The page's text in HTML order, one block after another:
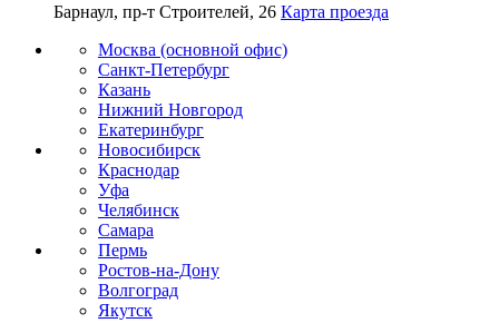
Барнаул, пр-т Строителей, 26 Карта проезда
Москва (основной офис)
Санкт-Петербург
Казань
Нижний Новгород
Екатеринбург
Новосибирск
Краснодар
Уфа
Челябинск
Самара
Пермь
Ростов-на-Дону
Волгоград
Якутск